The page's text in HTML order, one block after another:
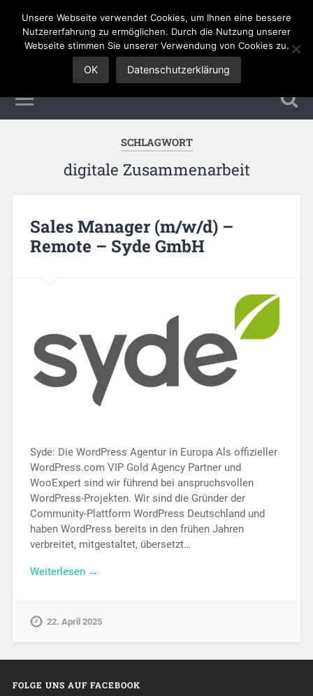
Sales Jobs
SCHLAGWORT
digitale Zusammenarbeit
Sales Manager (m/w/d) –
Remote – Syde GmbH
Syde: Die WordPress Agentur in Europa Als offizieller
WordPress.com VIP Gold Agency Partner und
WooExpert sind wir führend bei anspruchsvollen
WordPress-Projekten. Wir sind die Gründer der
Community-Plattform WordPress Deutschland und
haben WordPress bereits in den frühen Jahren
verbreitet, mitgestaltet, übersetzt…
Weiterlesen →
22. April 2025
FOLGE UNS AUF FACEBOOK
Unsere Webseite verwendet Cookies, um Ihnen eine bessere
Nutzererfahrung zu ermöglichen. Durch die Nutzung unserer
Webseite stimmen Sie unserer Verwendung von Cookies zu.
OK Datenschutzerklärung